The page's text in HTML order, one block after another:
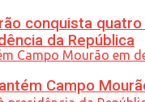
da República
conquista
Campo